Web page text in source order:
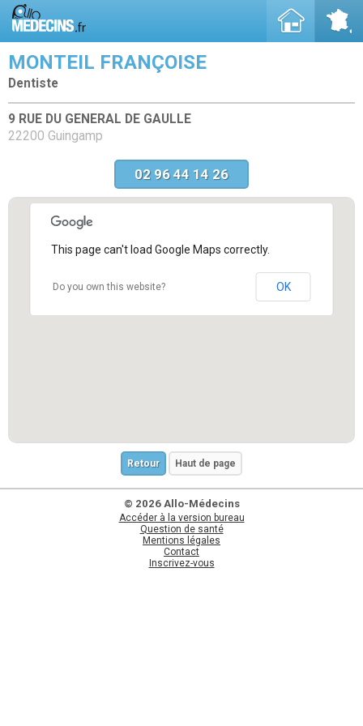
MONTEIL FRANÇOISE
Dentiste
9 RUE DU GENERAL DE GAULLE
22200 Guingamp
02 96 44 14 26
This page can't load Google Maps correctly.
Do you own this website? OK
Retour Haut de page
© 2026 Allo-Médecins
Accéder à la version bureau
Question de santé
Mentions légales
Contact
Inscrivez-vous